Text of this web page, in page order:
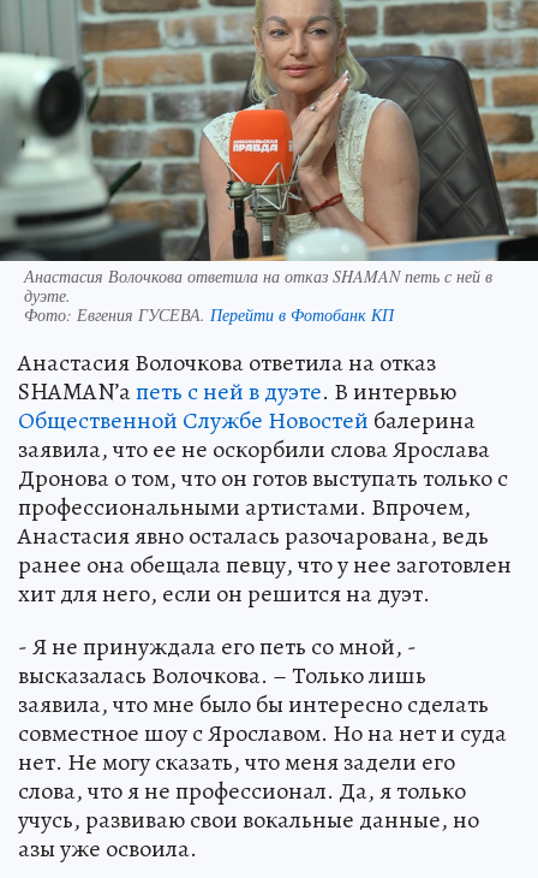
Анастасия Волочкова ответила на отказ SHAMAN петь с ней в
дуэте.
Фото: Евгения ГУСЕВА. Перейти в Фотобанк КП
Анастасия Волочкова ответила на отказ
SHAMAN’апеть с ней в дуэте. В интервью
Общественной Службе Новостей балерина
заявила, что ее не оскорбили слова Ярослава
Дронова о том, что он готов выступать только с
профессиональными артистами. Впрочем,
Анастасия явно осталась разочарована, ведь
ранее она обещала певцу, что у нее заготовлен
хит для него, если он решится на дуэт.
- Я не принуждала его петь со мной, -
высказалась Волочкова. – Только лишь
заявила, что мне было бы интересно сделать
совместное шоу с Ярославом. Но на нет и суда
нет. Не могу сказать, что меня задели его
слова, что я не профессионал. Да, я только
учусь, развиваю свои вокальные данные, но
азы уже освоила.